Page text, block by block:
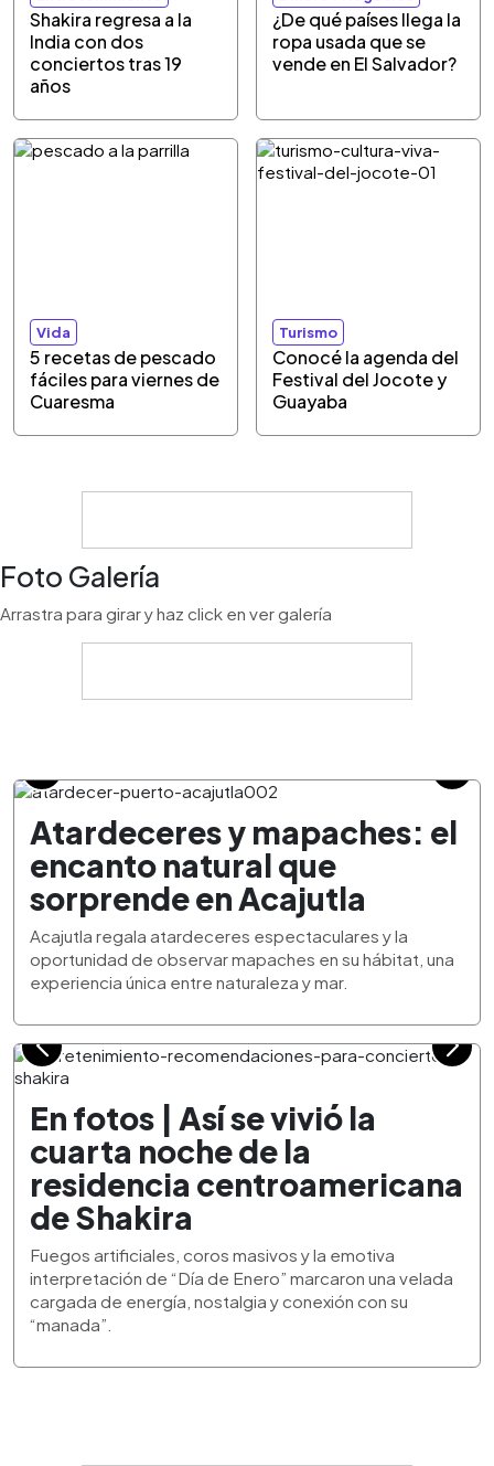
Shakira regresa a la
India con dos
conciertos tras 19
años
¿De qué países llega la
ropa usada que se
vende en El Salvador?
Vida
5 recetas de pescado
fáciles para viernes de
Cuaresma
Turismo
Conocé la agenda del
Festival del Jocote y
Guayaba
Foto Galería
Arrastra para girar y haz click en ver galería
Atardeceres y mapaches: el
encanto natural que
sorprende en Acajutla
Acajutla regala atardeceres espectaculares y la
oportunidad de observar mapaches en su hábitat, una
experiencia única entre naturaleza y mar.
En fotos | Así se vivió la
cuarta noche de la
residencia centroamericana
de Shakira
Fuegos artificiales, coros masivos y la emotiva
interpretación de “Día de Enero” marcaron una velada
cargada de energía, nostalgia y conexión con su
“manada”.